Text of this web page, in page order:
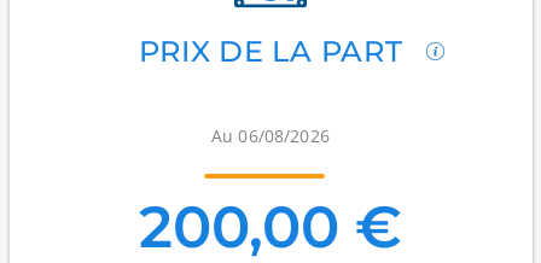
PRIX DE LA PART
Au 06/08/2026
200,00 €